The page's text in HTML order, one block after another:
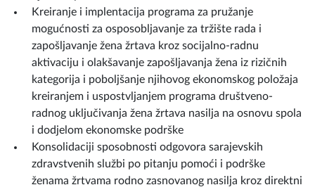
Kreiranje i implentacija programa za pružanje
mogućnosti za osposobljavanje za tržište rada i
zapošljavanje žena žrtava kroz socijalno-radnu
aktivaciju i olakšavanje zapošljavanja žena iz rizičnih
kategorija i poboljšanje njihovog ekonomskog položaja
kreiranjem i uspostvljanjem programa društveno-
radnog uključivanja žena žrtava nasilja na osnovu spola
i dodjelom ekonomske podrške
Konsolidaciji sposobnosti odgovora sarajevskih
zdravstvenih službi po pitanju pomoći i podrške
ženama žrtvama rodno zasnovanog nasilja kroz direktni